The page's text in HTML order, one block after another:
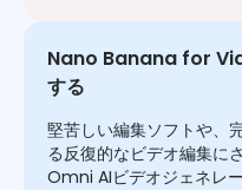
Nano Banana for
する
堅苦しい編集ソフトや、
る反復的なビデオ編集に
Omni AIビデオジェネレ